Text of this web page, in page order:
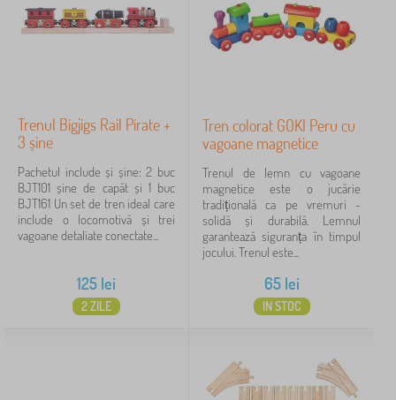
Trenul Bigjigs Rail Pirate +
3 șine
Pachetul include și șine: 2 buc
BJT101 șine de capăt și 1 buc
BJT161 Un set de tren ideal care
include o locomotivă și trei
vagoane detaliate conectate...
125 lei
2 ZILE
Tren colorat GOKI Peru cu
vagoane magnetice
Trenul de lemn cu vagoane
magnetice este o jucărie
tradițională ca pe vremuri -
solidă și durabilă. Lemnul
garantează siguranța în timpul
jocului. Trenul este...
65lei
IN STOC